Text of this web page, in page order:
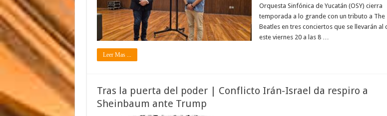
Orquesta Sinfónica de Yucatán (OSY) cierra
temporada a lo grande con un tributo a The
Beatles en tres conciertos que se llevarán al
este viernes 20 a las 8 …
Leer Mas ...
Tras la puerta del poder | Conflicto Irán-Israel da respiro a
Sheinbaum ante Trump